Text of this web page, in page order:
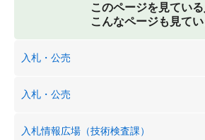
このページを見てい
こんなページも見て
入札・公売
入札・公売
入札情報広場（技術検査課）